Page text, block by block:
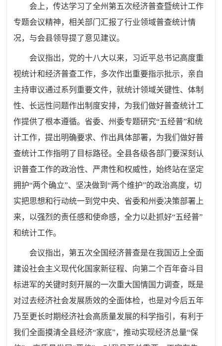
会上，传达学习了全州第五次经济普查暨统计工作
专题会议精神，相关部门汇报了行业领域普查统计情
况，与会县领导提了意见建议。
会议指出，党的十八大以来，习近平总书记高度重
视统计和经济普查工作，多次作出重要指示批示，亲自
主持审议通过系列重要文件，就统计领域关键性、体制
性、长远性问题作出制度安排，为我们做好普查统计工
作提供了根本遵循。省委、州委专题研究“五经普”和统
计工作，提出明确要求、作出具体部署，为我们做好普
查统计工作指明了目标路径。全县各级各部门要深刻认
识普查工作的政治性、严肃性和权威性，始终站在坚定
拥护“两个确立”、坚决做到“两个维护”的政治高度，切
实把思想和行动统一到党中央、省委和州委决策部署上
来，以强烈的责任感和使命感，全力以赴抓好“五经普”
和统计工作。
会议指出，第五次全国经济普查是在我国迈上全面
建设社会主义现代化国家新征程、向第二个百年奋斗目
标进军的关键时刻开展的一次重大国情国力调查，既是
对过去经济社会发展质效的全面体检，也是对今后五年
乃至更长时期经济社会高质量发展的科学指引，有利于
我们全面摸清全县经济“家底”，推动实现经济总量“保